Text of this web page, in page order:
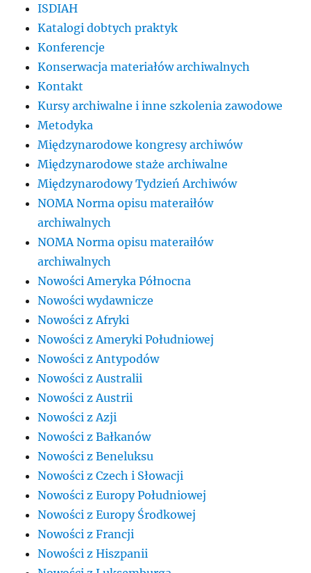
ISDIAH
Katalogi dobtych praktyk
Konferencje
Konserwacja materiałów archiwalnych
Kontakt
Kursy archiwalne i inne szkolenia zawodowe
Metodyka
Międzynarodowe kongresy archiwów
Międzynarodowe staże archiwalne
Międzynarodowy Tydzień Archiwów
NOMA Norma opisu materaiłów
archiwalnych
NOMA Norma opisu materaiłów
archiwalnych
Nowości Ameryka Północna
Nowości wydawnicze
Nowości z Afryki
Nowości z Ameryki Południowej
Nowości z Antypodów
Nowości z Australii
Nowości z Austrii
Nowości z Azji
Nowości z Bałkanów
Nowości z Beneluksu
Nowości z Czech i Słowacji
Nowości z Europy Południowej
Nowości z Europy Środkowej
Nowości z Francji
Nowości z Hiszpanii